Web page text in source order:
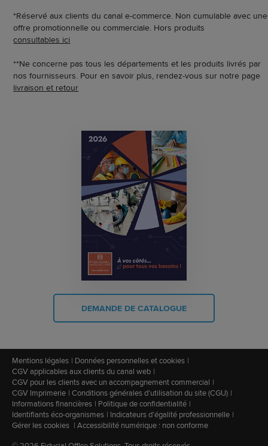
*Réservé aux clients du canal e-commerce. Non cumulable avec une
offre promotionnelle ou commerciale. Hors produits
consultables ici
**Ne concerne pas tous les départements et les produits livrés par
nos fournisseurs. Pour en savoir plus, rendez-vous sur notre page
livraison et retour
DEMANDE DE CATALOGUE
Mentions légales
Données personnelles et cookies
CGV applicables aux clients du canal web
CGV pour les clients avec un accompagnement commercial
CGV Imprimerie Conditions générales d'utilisation du site (CGU)
Informations financières
Politique de confidentialité
Identifiants éco-organismes
Indicateurs d'égalité professionnelle
Gérer les cookies
Accessibilité numérique : non conforme